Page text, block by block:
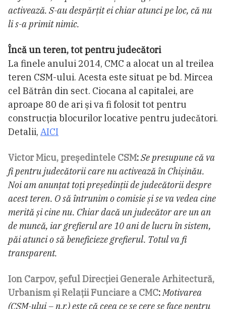
activează. S-au despărțit ei chiar atunci pe loc, că nu
li s-a primit nimic.
Încă un teren, tot pentru judecători
La finele anului 2014, CMC a alocat un al treilea
teren CSM-ului. Acesta este situat pe bd. Mircea
cel Bătrân din sect. Ciocana al capitalei, are
aproape 80 de ari și va fi folosit tot pentru
construcția blocurilor locative pentru judecători.
Detalii, AICI
Victor Micu, președintele CSM:Se presupune că va
fi pentru judecătorii care nu activează în Chișinău.
Noi am anunțat toți președinții de judecătorii despre
acest teren. O să întrunim o comisie și se va vedea cine
merită și cine nu. Chiar dacă un judecător are un an
de muncă, iar grefierul are 10 ani de lucru în sistem,
păi atunci o să beneficieze grefierul. Totul va fi
transparent.
Ion Carpov, șeful Direcției Generale Arhitectură,
Urbanism și Relații Funciare a CMC:Motivarea
(CSM-ului – n.r.) este că ceea ce se cere se face pentru